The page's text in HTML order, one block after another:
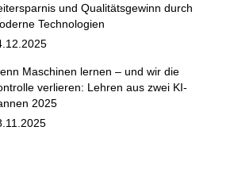
und Qualitätsgewinn durch
Technologien
Maschinen lernen – und wir die
verlieren: Lehren aus zwei KI-
2025